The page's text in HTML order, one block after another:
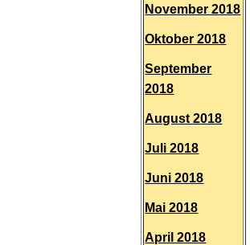
November 2018
Oktober 2018
September
2018
August 2018
Juli 2018
Juni 2018
Mai 2018
April 2018